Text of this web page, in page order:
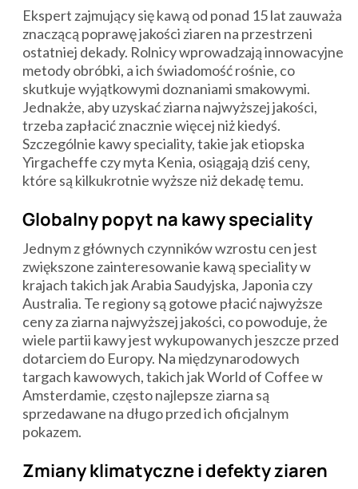
Ekspert zajmujący się kawą od ponad 15 lat zauważa
znaczącą poprawę jakości ziaren na przestrzeni
ostatniej dekady. Rolnicy wprowadzają innowacyjne
metody obróbki, a ich świadomość rośnie, co
skutkuje wyjątkowymi doznaniami smakowymi.
Jednakże, aby uzyskać ziarna najwyższej jakości,
trzeba zapłacić znacznie więcej niż kiedyś.
Szczególnie kawy speciality, takie jak etiopska
Yirgacheffe czy myta Kenia, osiągają dziś ceny,
które są kilkukrotnie wyższe niż dekadę temu.
Globalny popyt na kawy speciality
Jednym z głównych czynników wzrostu cen jest
zwiększone zainteresowanie kawą speciality w
krajach takich jak Arabia Saudyjska, Japonia czy
Australia. Te regiony są gotowe płacić najwyższe
ceny za ziarna najwyższej jakości, co powoduje, że
wiele partii kawy jest wykupowanych jeszcze przed
dotarciem do Europy. Na międzynarodowych
targach kawowych, takich jak World of Coffee w
Amsterdamie, często najlepsze ziarna są
sprzedawane na długo przed ich oficjalnym
pokazem.
Zmiany klimatyczne i defekty ziaren